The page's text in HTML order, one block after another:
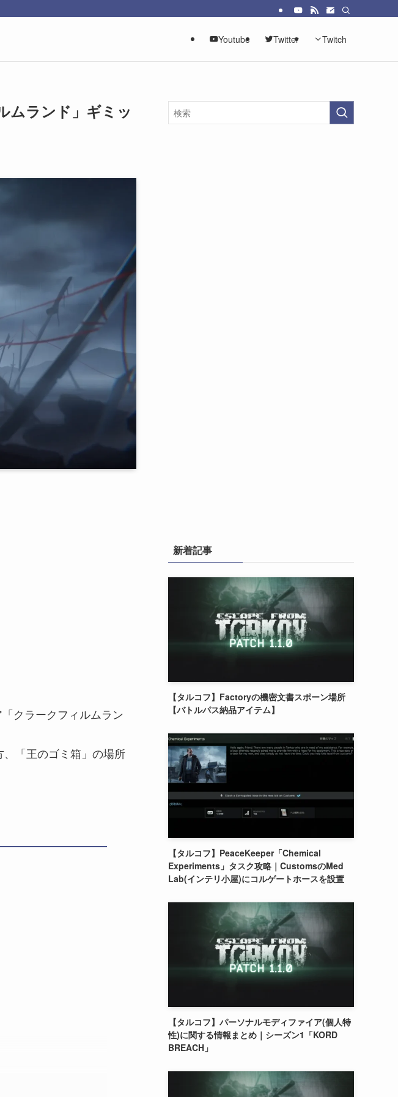
Youtube Twitter Twitch
ムランド」ギミッ
クラークフィルムラン
「王のゴミ箱」の場所
新着記事
【タルコフ】Factoryの機密文書スポーン場所
【バトルパス納品アイテム】
【タルコフ】PeaceKeeper「Chemical
Experiments」タスク攻略｜CustomsのMed
Lab(インテリ小屋)にコルゲートホースを設置
【タルコフ】パーソナルモディファイア(個人特
性)に関する情報まとめ｜シーズン1「KORD
BREACH」